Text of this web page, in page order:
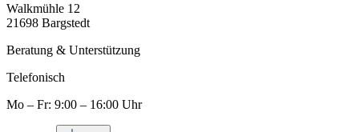
Walkmühle 12
21698 Bargstedt
Beratung & Unterstützung
Telefonisch
Mo – Fr: 9:00 – 16:00 Uhr